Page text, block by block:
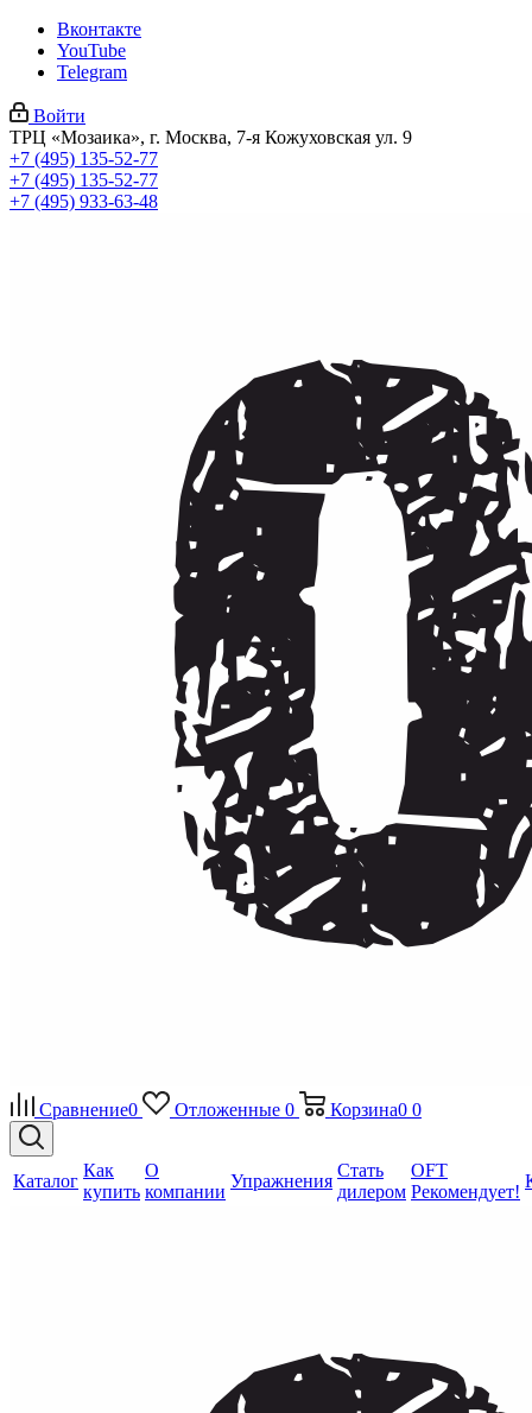
Вконтакте
YouTube
Telegram
Войти
ТРЦ «Мозаика», г. Москва, 7-я Кожуховская ул. 9
+7 (495) 135-52-77
+7 (495) 135-52-77
+7 (495) 933-63-48
Сравнение0 Отложенные 0 Корзина0 0
Каталог
Как
купить
О
компании
Упражнения
Стать
дилером
OFT
Рекомендует!